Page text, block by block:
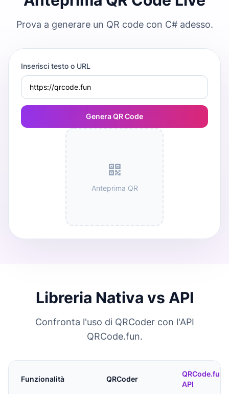
Prova a generare un QR code con C# adesso.
Inserisci testo o URL
Genera QR Code
Anteprima QR
Libreria Nativa vs API
Confronta l'uso di QRCoder con l'API
QRCode.fun.
Funzionalità QRCoder
QRCode.fun
API